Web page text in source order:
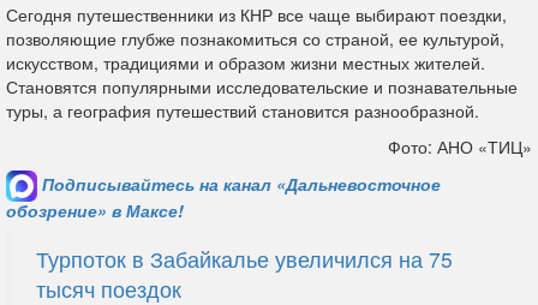
Сегодня путешественники из КНР все чаще выбирают поездки,
позволяющие глубже познакомиться со страной, ее культурой,
искусством, традициями и образом жизни местных жителей.
Становятся популярными исследовательские и познавательные
туры, а география путешествий становится разнообразной.
Фото: АНО «ТИЦ»
Подписывайтесь на канал «Дальневосточное
обозрение» в Максе!
Турпоток в Забайкалье увеличился на 75
тысяч поездок